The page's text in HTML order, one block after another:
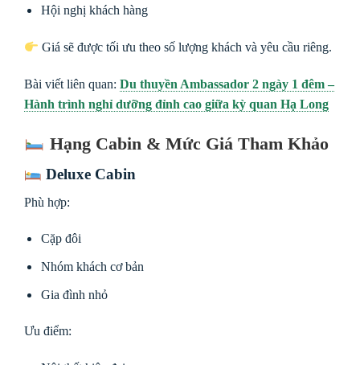
Hội nghị khách hàng
Giá sẽ được tối ưu theo số lượng khách và yêu cầu riêng.
Bài viết liên quan: Du thuyền Ambassador 2 ngày 1 đêm –
Hành trình nghỉ dưỡng đỉnh cao giữa kỳ quan Hạ Long
Hạng Cabin & Mức Giá Tham Khảo
Deluxe Cabin
Phù hợp:
Cặp đôi
Nhóm khách cơ bản
Gia đình nhỏ
Ưu điểm: